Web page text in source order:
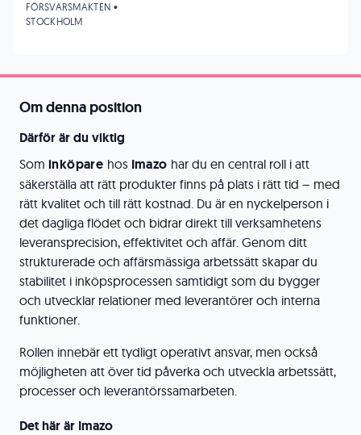
Om denna position
Därför är du viktig
Som inköpare hos Imazo har du en central roll i att
säkerställa att rätt produkter finns på plats i rätt tid – med
rätt kvalitet och till rätt kostnad. Du är en nyckelperson i
det dagliga flödet och bidrar direkt till verksamhetens
leveransprecision, effektivitet och affär. Genom ditt
strukturerade och affärsmässiga arbetssätt skapar du
stabilitet i inköpsprocessen samtidigt som du bygger
och utvecklar relationer med leverantörer och interna
funktioner.
Rollen innebär ett tydligt operativt ansvar, men också
möjligheten att över tid påverka och utveckla arbetssätt,
processer och leverantörssamarbeten.
Det här är Imazo
FÖRSVARSMAKTEN •
STOCKHOLM